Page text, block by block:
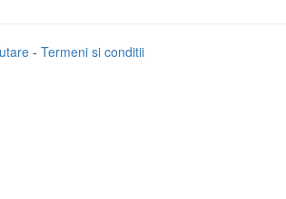
- Termeni si conditii